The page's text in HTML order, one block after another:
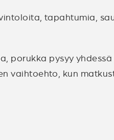
tapahtumia,
porukka pysyy
vaihtoehto, kun